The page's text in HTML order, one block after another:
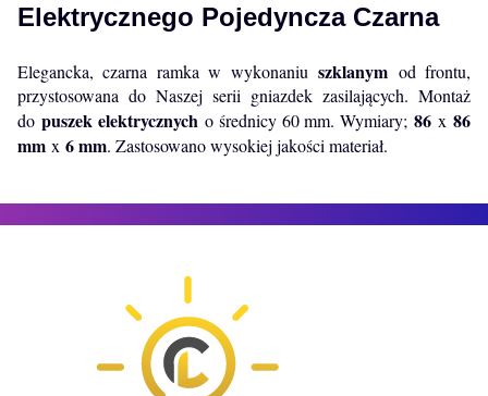
Elektrycznego Pojedyncza Czarna
Elegancka, czarna ramka w wykonaniu szklanym od frontu,
przystosowana do Naszej serii gniazdek zasilających. Montaż
do puszek elektrycznych o średnicy 60 mm. Wymiary;86 x 86
mm x 6 mm. Zastosowano wysokiej jakości materiał.